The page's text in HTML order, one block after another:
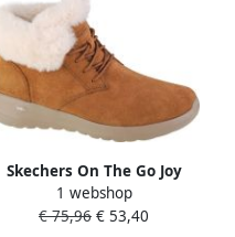
Skechers On The Go Joy
Lush Veterboot Vrouwen
Cognac
1 webshop
€ 75,96 € 53,40